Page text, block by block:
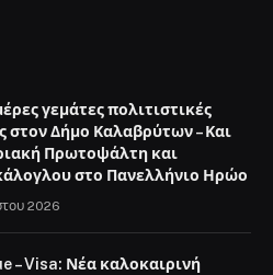
γεμάτες πολιτιστικές
στον Δήμο Καλαβρύτων – Και
Πρωτοψάλτη και
στο Πανελλήνιο Ηρώο
2026
– Visa: Νέα καλοκαιρινή